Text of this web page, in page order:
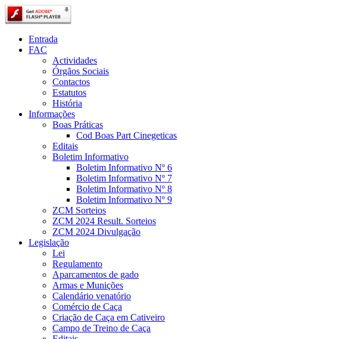
Entrada
FAC
Actividades
Órgãos Sociais
Contactos
Estatutos
História
Informações
Boas Práticas
Cod Boas Part Cinegeticas
Editais
Boletim Informativo
Boletim Informativo Nº 6
Boletim Informativo Nº 7
Boletim Informativo Nº 8
Boletim Informativo Nº 9
ZCM Sorteios
ZCM 2024 Result. Sorteios
ZCM 2024 Divulgação
Legislação
Lei
Regulamento
Aparcamentos de gado
Armas e Munições
Calendário venatório
Comércio de Caça
Criação de Caça em Cativeiro
Campo de Treino de Caça